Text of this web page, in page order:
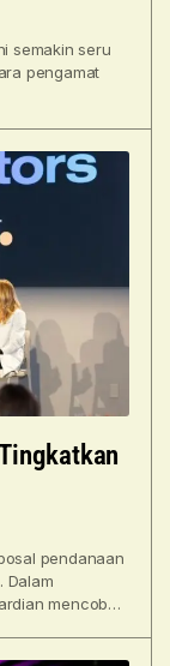
semakin seru
pengamat
pendanaan
Dalam
mencoba